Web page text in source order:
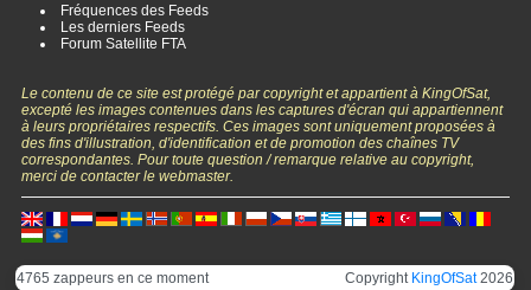
Fréquences des Feeds
Les derniers Feeds
Forum Satellite FTA
Le contenu de ce site est protégé par copyright et appartient à KingOfSat,
excepté les images contenues dans les captures d'écran qui appartiennent
à leurs propriétaires respectifs. Ces images sont uniquement proposées à
des fins d'illustration, d'identification et de promotion des chaînes TV
correspondantes. Pour toute question / remarque relative au copyright,
merci de contacter le webmaster.
4765 zappeurs en ce moment Copyright KingOfSat2026